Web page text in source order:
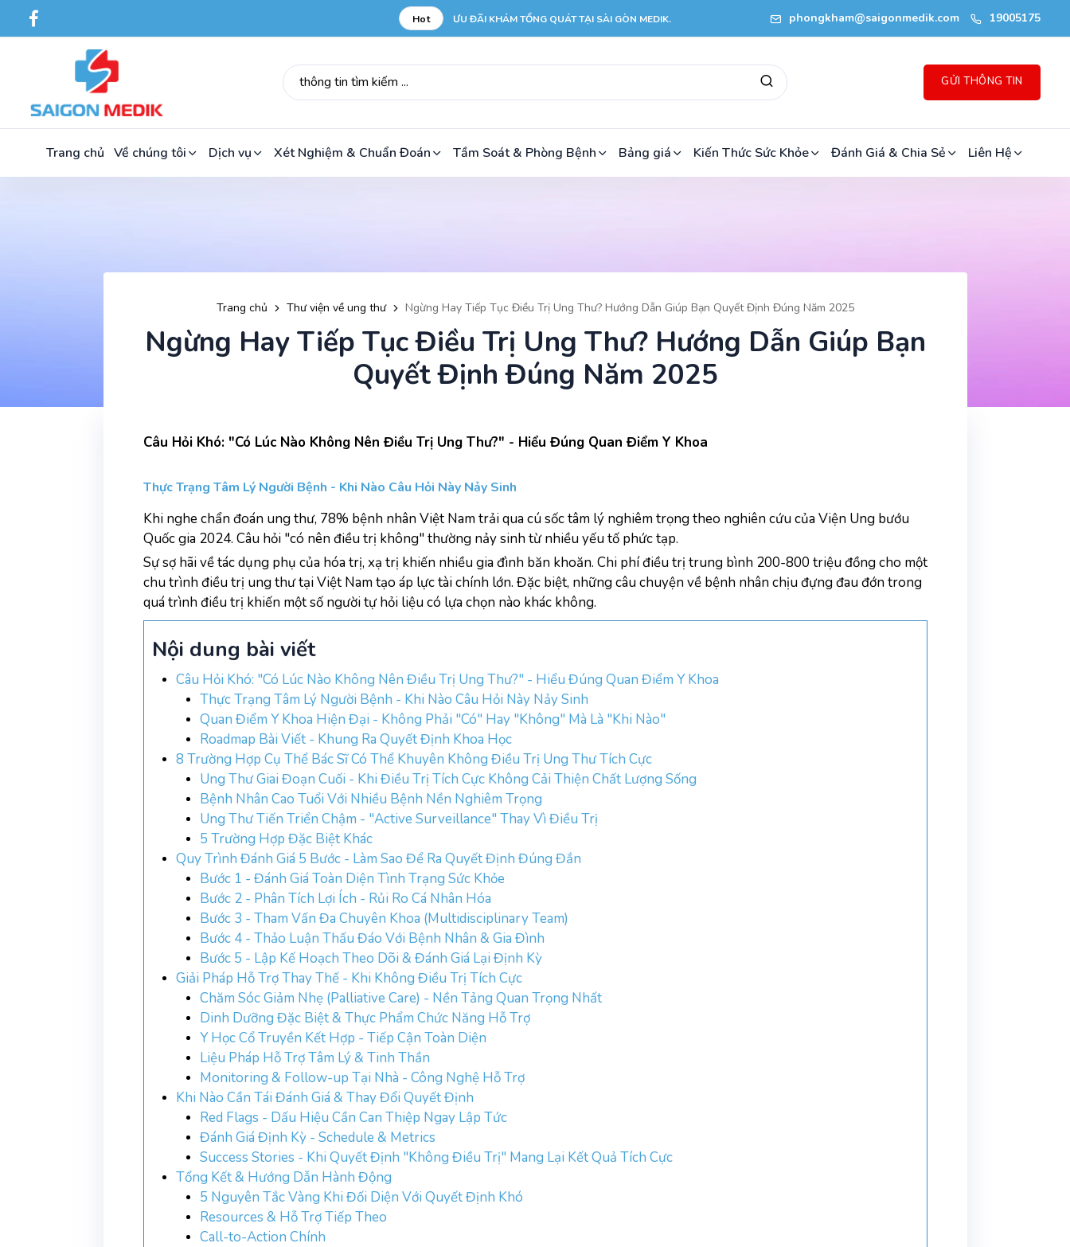
Hot ƯU ĐÃI KHÁM TỔNG QUÁT TẠI SÀI GÒN MEDIK. phongkham@saigonmedik.com 19005175
GỬI THÔNG TIN
Trang chủ Về chúng tôi Dịch vụ Xét Nghiệm & Chuẩn Đoán Tầm Soát & Phòng Bệnh Bảng giá Kiến Thức Sức Khỏe Đánh Giá & Chia Sẻ Liên Hệ
Trang chủ Thư viện về ung thư Ngừng Hay Tiếp Tục Điều Trị Ung Thư? Hướng Dẫn Giúp Bạn Quyết Định Đúng Năm 2025
Ngừng Hay Tiếp Tục Điều Trị Ung Thư? Hướng Dẫn Giúp Bạn
Quyết Định Đúng Năm 2025
Câu Hỏi Khó: "Có Lúc Nào Không Nên Điều Trị Ung Thư?" - Hiểu Đúng Quan Điểm Y Khoa
Thực Trạng Tâm Lý Người Bệnh - Khi Nào Câu Hỏi Này Nảy Sinh
Khi nghe chẩn đoán ung thư, 78% bệnh nhân Việt Nam trải qua cú sốc tâm lý nghiêm trọng theo nghiên cứu của Viện Ung bướu
Quốc gia 2024. Câu hỏi "có nên điều trị không" thường nảy sinh từ nhiều yếu tố phức tạp.
Sự sợ hãi về tác dụng phụ của hóa trị, xạ trị khiến nhiều gia đình băn khoăn. Chi phí điều trị trung bình 200-800 triệu đồng cho một
chu trình điều trị ung thư tại Việt Nam tạo áp lực tài chính lớn. Đặc biệt, những câu chuyện về bệnh nhân chịu đựng đau đớn trong
quá trình điều trị khiến một số người tự hỏi liệu có lựa chọn nào khác không.
Nội dung bài viết
Câu Hỏi Khó: "Có Lúc Nào Không Nên Điều Trị Ung Thư?" - Hiểu Đúng Quan Điểm Y Khoa
Thực Trạng Tâm Lý Người Bệnh - Khi Nào Câu Hỏi Này Nảy Sinh
Quan Điểm Y Khoa Hiện Đại - Không Phải "Có" Hay "Không" Mà Là "Khi Nào"
Roadmap Bài Viết - Khung Ra Quyết Định Khoa Học
8 Trường Hợp Cụ Thể Bác Sĩ Có Thể Khuyên Không Điều Trị Ung Thư Tích Cực
Ung Thư Giai Đoạn Cuối - Khi Điều Trị Tích Cực Không Cải Thiện Chất Lượng Sống
Bệnh Nhân Cao Tuổi Với Nhiều Bệnh Nền Nghiêm Trọng
Ung Thư Tiến Triển Chậm - "Active Surveillance" Thay Vì Điều Trị
5 Trường Hợp Đặc Biệt Khác
Quy Trình Đánh Giá 5 Bước - Làm Sao Để Ra Quyết Định Đúng Đắn
Bước 1 - Đánh Giá Toàn Diện Tình Trạng Sức Khỏe
Bước 2 - Phân Tích Lợi Ích - Rủi Ro Cá Nhân Hóa
Bước 3 - Tham Vấn Đa Chuyên Khoa (Multidisciplinary Team)
Bước 4 - Thảo Luận Thấu Đáo Với Bệnh Nhân & Gia Đình
Bước 5 - Lập Kế Hoạch Theo Dõi & Đánh Giá Lại Định Kỳ
Giải Pháp Hỗ Trợ Thay Thế - Khi Không Điều Trị Tích Cực
Chăm Sóc Giảm Nhẹ (Palliative Care) - Nền Tảng Quan Trọng Nhất
Dinh Dưỡng Đặc Biệt & Thực Phẩm Chức Năng Hỗ Trợ
Y Học Cổ Truyền Kết Hợp - Tiếp Cận Toàn Diện
Liệu Pháp Hỗ Trợ Tâm Lý & Tinh Thần
Monitoring & Follow-up Tại Nhà - Công Nghệ Hỗ Trợ
Khi Nào Cần Tái Đánh Giá & Thay Đổi Quyết Định
Red Flags - Dấu Hiệu Cần Can Thiệp Ngay Lập Tức
Đánh Giá Định Kỳ - Schedule & Metrics
Success Stories - Khi Quyết Định "Không Điều Trị" Mang Lại Kết Quả Tích Cực
Tổng Kết & Hướng Dẫn Hành Động
5 Nguyên Tắc Vàng Khi Đối Diện Với Quyết Định Khó
Resources & Hỗ Trợ Tiếp Theo
Call-to-Action Chính